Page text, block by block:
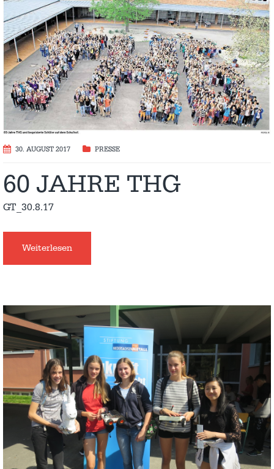
30. AUGUST 2017 PRESSE
60 JAHRE THG
GT_30.8.17
Weiterlesen